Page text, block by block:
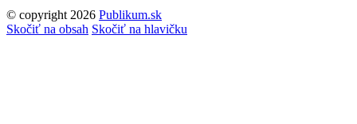
© copyright 2026 Publikum.sk
Tvorba stránok: Enjoy
Skočiť na obsah Skočiť na hlavičku